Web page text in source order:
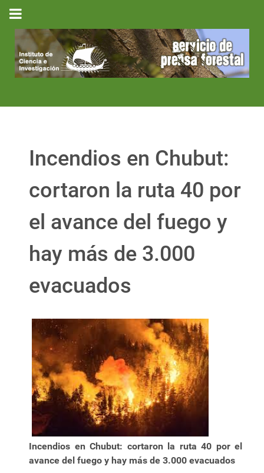
Incendios en Chubut:
cortaron la ruta 40 por
el avance del fuego y
hay más de 3.000
evacuados
Incendios en Chubut: cortaron la ruta 40 por el
avance del fuego y hay más de 3.000 evacuados